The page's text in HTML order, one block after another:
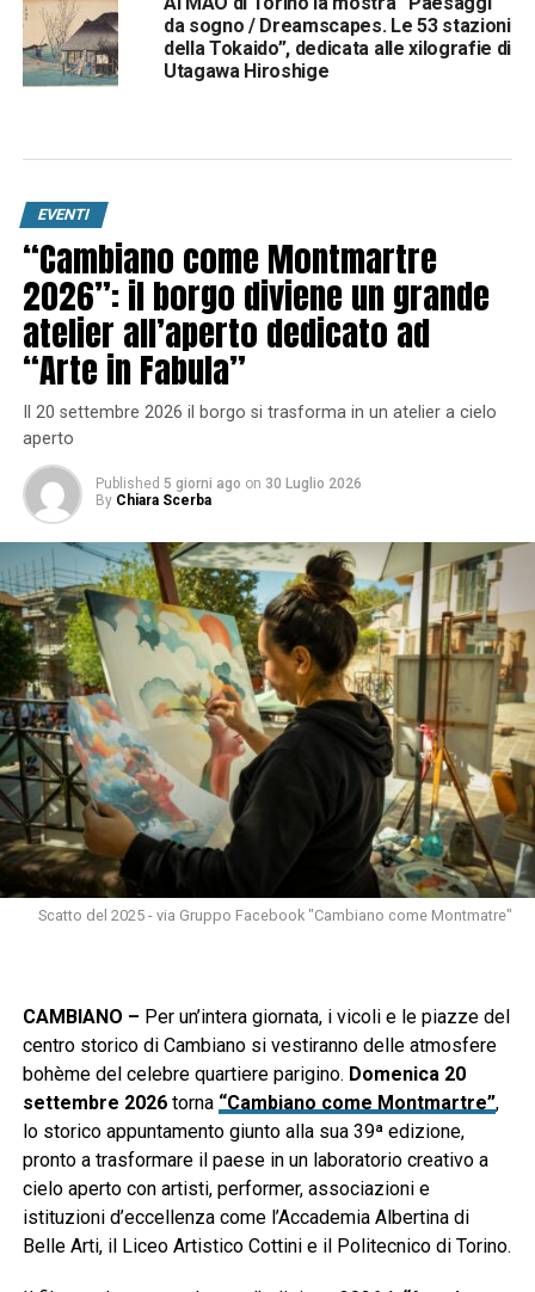
da sogno / Dreamscapes. Le 53 stazioni
della Tokaido”, dedicata alle xilografie di
Utagawa Hiroshige
EVENTI
“Cambiano come Montmartre
2026”: il borgo diviene un grande
atelier all’aperto dedicato ad
“Arte in Fabula”
Il 20 settembre 2026 il borgo si trasforma in un atelier a cielo
aperto
Published 5 giorni ago on 30 Luglio 2026
By Chiara Scerba
Scatto del 2025 - via Gruppo Facebook "Cambiano come Montmatre"
CAMBIANO – Per un’intera giornata, i vicoli e le piazze del
centro storico di Cambiano si vestiranno delle atmosfere
bohème del celebre quartiere parigino. Domenica 20
settembre 2026torna “Cambiano come Montmartre”,
lo storico appuntamento giunto alla sua 39ª edizione,
pronto a trasformare il paese in un laboratorio creativo a
cielo aperto con artisti, performer, associazioni e
istituzioni d’eccellenza come l’Accademia Albertina di
Belle Arti, il Liceo Artistico Cottini e il Politecnico di Torino.